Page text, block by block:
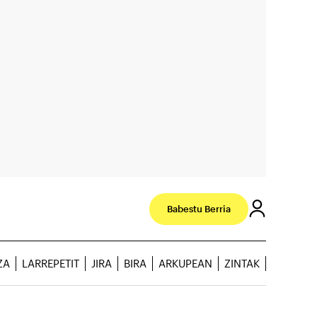
Babestu Berria
LARREPETIT JIRA BIRA ARKUPEAN ZINTAK